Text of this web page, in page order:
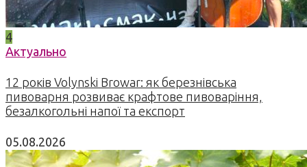
4
Актуально
12 років Volynski Browar: як березнівська
пивоварня розвиває крафтове пивоваріння,
безалкогольні напої та експорт
05.08.2026